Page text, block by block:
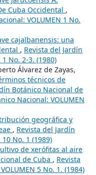
Cuba Occidental ,
VOLUMEN 1 No.
cajalbanensis: una
, Revista del Jardín
No. 2-3. (1980)
Álvarez de Zayas,
técnicos de
Botánico Nacional de
Nacional: VOLUMEN
geográfica y
, Revista del Jardín
No. 1 (1989)
de xerófitas al aire
de Cuba , Revista
5 No. 1. (1984)